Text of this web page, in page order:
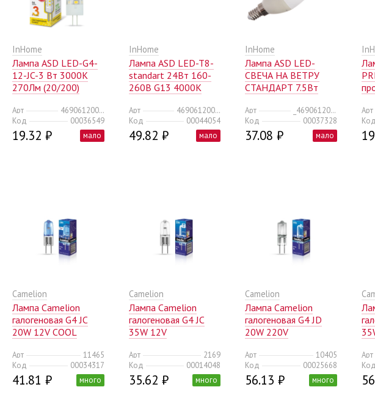
InHome
Лампа ASD LED-G4-
12-JC-3 Вт 3000К
270Лм (20/200)
Арт
4690612004624
Код
00036549
19.32 ₽ мало
InHome
Лампа ASD LED-T8-
standart 24Вт 160-
260В G13 4000К
(1/25)
Арт
4690612004020
Код
00044054
49.82 ₽ мало
InHome
Лампа ASD LED-
СВЕЧА НА ВЕТРУ
СТАНДАРТ 7.5Вт
4000К 675Лм
(10/100)
Арт
_4690612004563
Код
00037328
37.08 ₽ мало
Арт
Код
Camelion
Лампа Camelion
галогеновая G4 JC
20W 12V COOL
Арт
11465
Код
00034317
41.81 ₽ много
Camelion
Лампа Camelion
галогеновая G4 JC
35W 12V
Арт
2169
Код
00014048
35.62 ₽ много
Camelion
Лампа Camelion
галогеновая G4 JD
20W 220V
Арт
10405
Код
00025668
56.13 ₽ много
Арт
Код